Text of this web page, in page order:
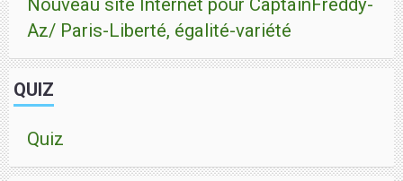
Az/ Paris-Liberté, égalité-variété
QUIZ
Quiz